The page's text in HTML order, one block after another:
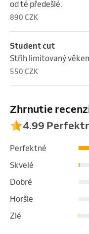
od té předešlé.
890 CZK
Student cut
Střih limitovaný
550 CZK
Zhrnutie
4.99
Perfektné
Skvelé
Dobré
Horšie
Zlé